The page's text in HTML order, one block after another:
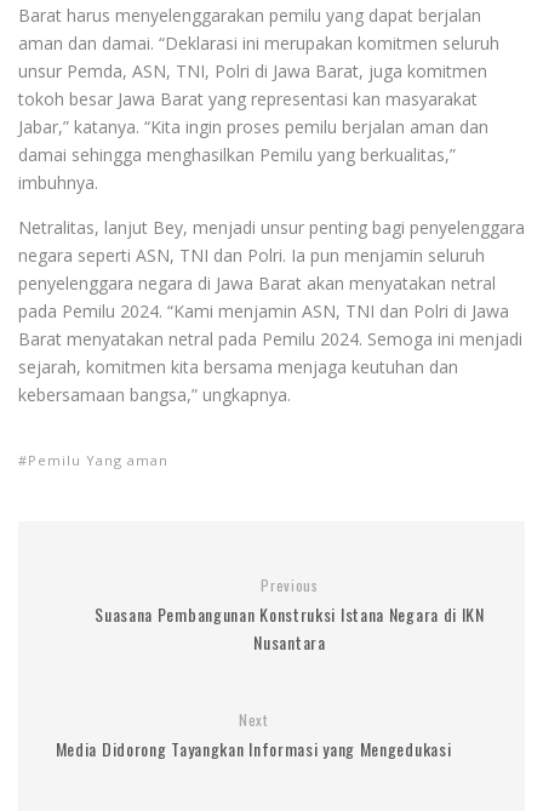
Barat harus menyelenggarakan pemilu yang dapat berjalan
aman dan damai. “Deklarasi ini merupakan komitmen seluruh
unsur Pemda, ASN, TNI, Polri di Jawa Barat, juga komitmen
tokoh besar Jawa Barat yang representasi kan masyarakat
Jabar,” katanya. “Kita ingin proses pemilu berjalan aman dan
damai sehingga menghasilkan Pemilu yang berkualitas,”
imbuhnya.
Netralitas, lanjut Bey, menjadi unsur penting bagi penyelenggara
negara seperti ASN, TNI dan Polri. Ia pun menjamin seluruh
penyelenggara negara di Jawa Barat akan menyatakan netral
pada Pemilu 2024. “Kami menjamin ASN, TNI dan Polri di Jawa
Barat menyatakan netral pada Pemilu 2024. Semoga ini menjadi
sejarah, komitmen kita bersama menjaga keutuhan dan
kebersamaan bangsa,” ungkapnya.
Pemilu Yang aman
Previous
Suasana Pembangunan Konstruksi Istana Negara di IKN
Nusantara
Next
Media Didorong Tayangkan Informasi yang Mengedukasi